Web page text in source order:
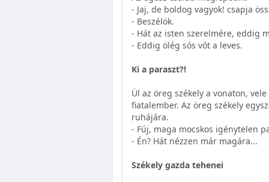
- Jaj, de boldog vagyok! csapja
- Beszélök.
- Hát az isten szerelmére, eddig
- Eddig ölég sós vót a leves.
Ki a paraszt?!
Ül az öreg székely a vonaton,
fiatalember. Az öreg székely
ruhájára.
- Fúj, maga mocskos igénytelen
- Én? Hát nézzen már magára...
Székely gazda tehenei